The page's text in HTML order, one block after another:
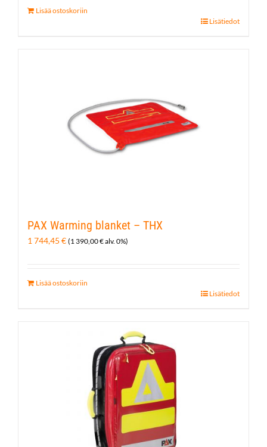
Lisää ostoskoriin
Lisätiedot
PAX Warming blanket – THX
1 744,45 € (1 390,00€alv. 0%)
Lisää ostoskoriin
Lisätiedot